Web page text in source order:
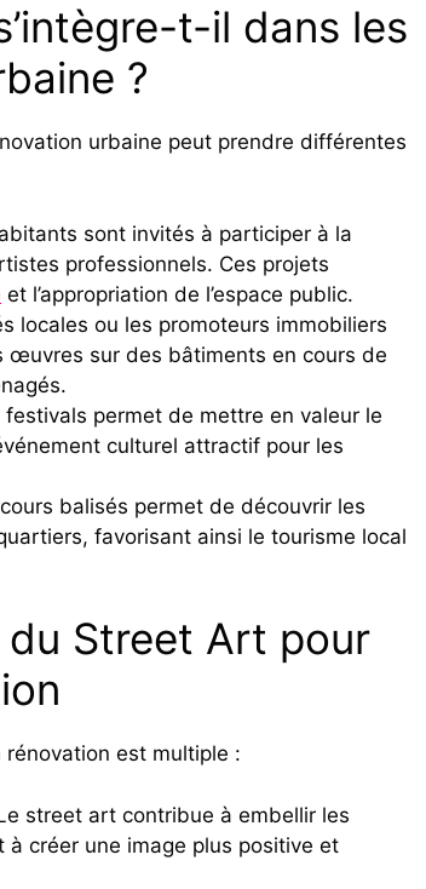
t-il dans les
?
urbaine peut prendre différentes
sont invités à participer à la
professionnels. Ces projets
et l’appropriation de l’espace public.
locales ou les promoteurs immobiliers
œuvres sur des bâtiments en cours de
festivals permet de mettre en valeur le
culturel attractif pour les
balisés permet de découvrir les
favorisant ainsi le tourisme local
Street Art pour
est multiple :
street art contribue à embellir les
créer une image plus positive et